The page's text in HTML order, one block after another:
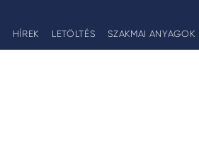
HÍREK LETÖLTÉS SZAKMAI ANYAGOK